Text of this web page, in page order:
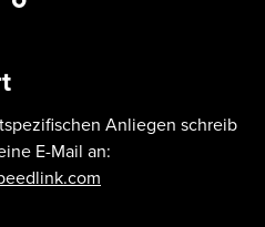
Anliegen schreib
E-Mail an: